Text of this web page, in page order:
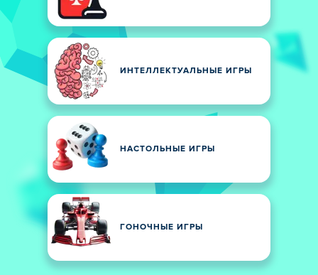
ИНТЕЛЛЕКТУАЛЬНЫЕ ИГРЫ
НАСТОЛЬНЫЕ ИГРЫ
ГОНОЧНЫЕ ИГРЫ